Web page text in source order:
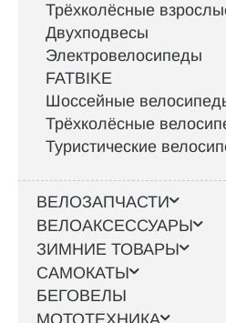
Трёхколёсные
Двухподвесы
Электровелосипеды
FATBIKE
Шоссейные
Трёхколёсные
Туристические
ВЕЛОЗАПЧАСТИ
ВЕЛОАКСЕССУАРЫ
ЗИМНИЕ ТОВАРЫ
САМОКАТЫ
БЕГОВЕЛЫ